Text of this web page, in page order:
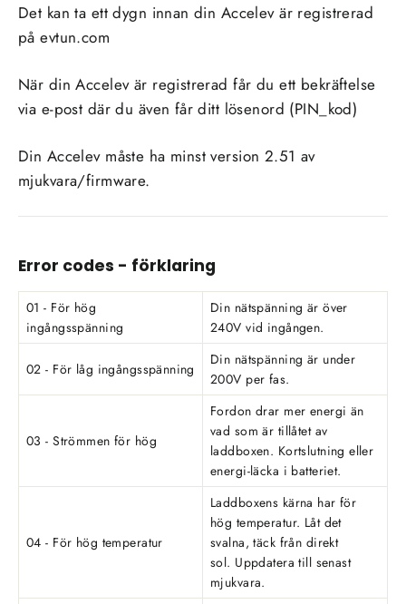
Det kan ta ett dygn innan din Accelev är registrerad
på evtun.com
När din Accelev är registrerad får du ett bekräftelse
via e-post där du även får ditt lösenord (PIN_kod)
Din Accelev måste ha minst version 2.51 av
mjukvara/firmware.
Error codes - förklaring
01 - För hög
ingångsspänning
Din nätspänning är över
240V vid ingången.
02 - För låg ingångsspänning
Din nätspänning är under
200V per fas.
03 - Strömmen för hög
Fordon drar mer energi än
vad som är tillåtet av
laddboxen. Kortslutning eller
energi-läcka i batteriet.
04 - För hög temperatur
Laddboxens kärna har för
hög temperatur. Låt det
svalna, täck från direkt
sol. Uppdatera till senast
mjukvara.